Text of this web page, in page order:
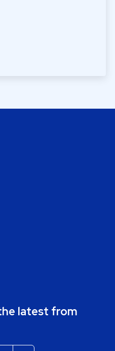
latest from